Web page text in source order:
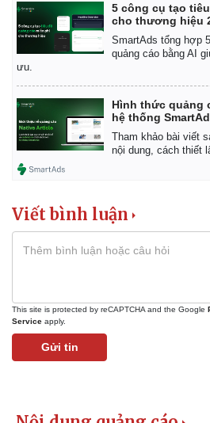
5 công cụ tạo
cho thương hiệu
SmartAds tổng hợp
quảng cáo bằng AI
ưu.
Hình thức quảng
hệ thống
Tham khảo bài viết
nội dung, cách thiết
Viết bình luận
This site is protected by reCAPTCHA and the Google
Service apply.
Gửi tin